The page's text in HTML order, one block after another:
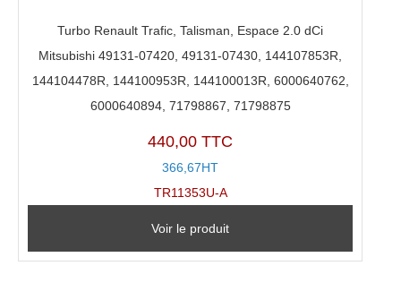
Turbo Renault Trafic, Talisman, Espace 2.0 dCi
Mitsubishi 49131-07420, 49131-07430, 144107853R,
144104478R, 144100953R, 144100013R, 6000640762,
6000640894, 71798867, 71798875
440,00 TTC
366,67HT
TR11353U-A
Voir le produit